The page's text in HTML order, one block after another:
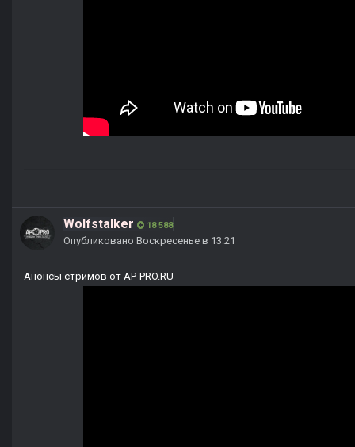
Wolfstalker 18 588
Опубликовано Воскресенье в 13:21
Анонсы стримов от AP-PRO.RU